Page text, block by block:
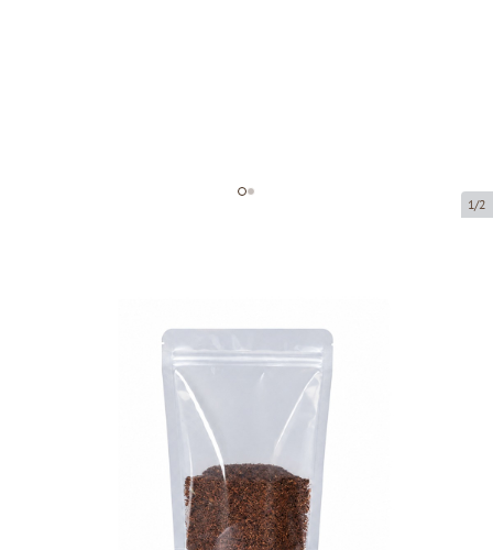
1/2
85 x 50 x 140 mm
Pet12/Pe110
Tовар можно получить в пункте выдачи.